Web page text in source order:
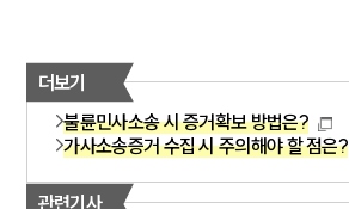
통합검색
업무사례
더보기
불륜민사소송 시 증거확보 방법은?
가사소송증거 수집 시 주의해야 할 점은?
관련기사